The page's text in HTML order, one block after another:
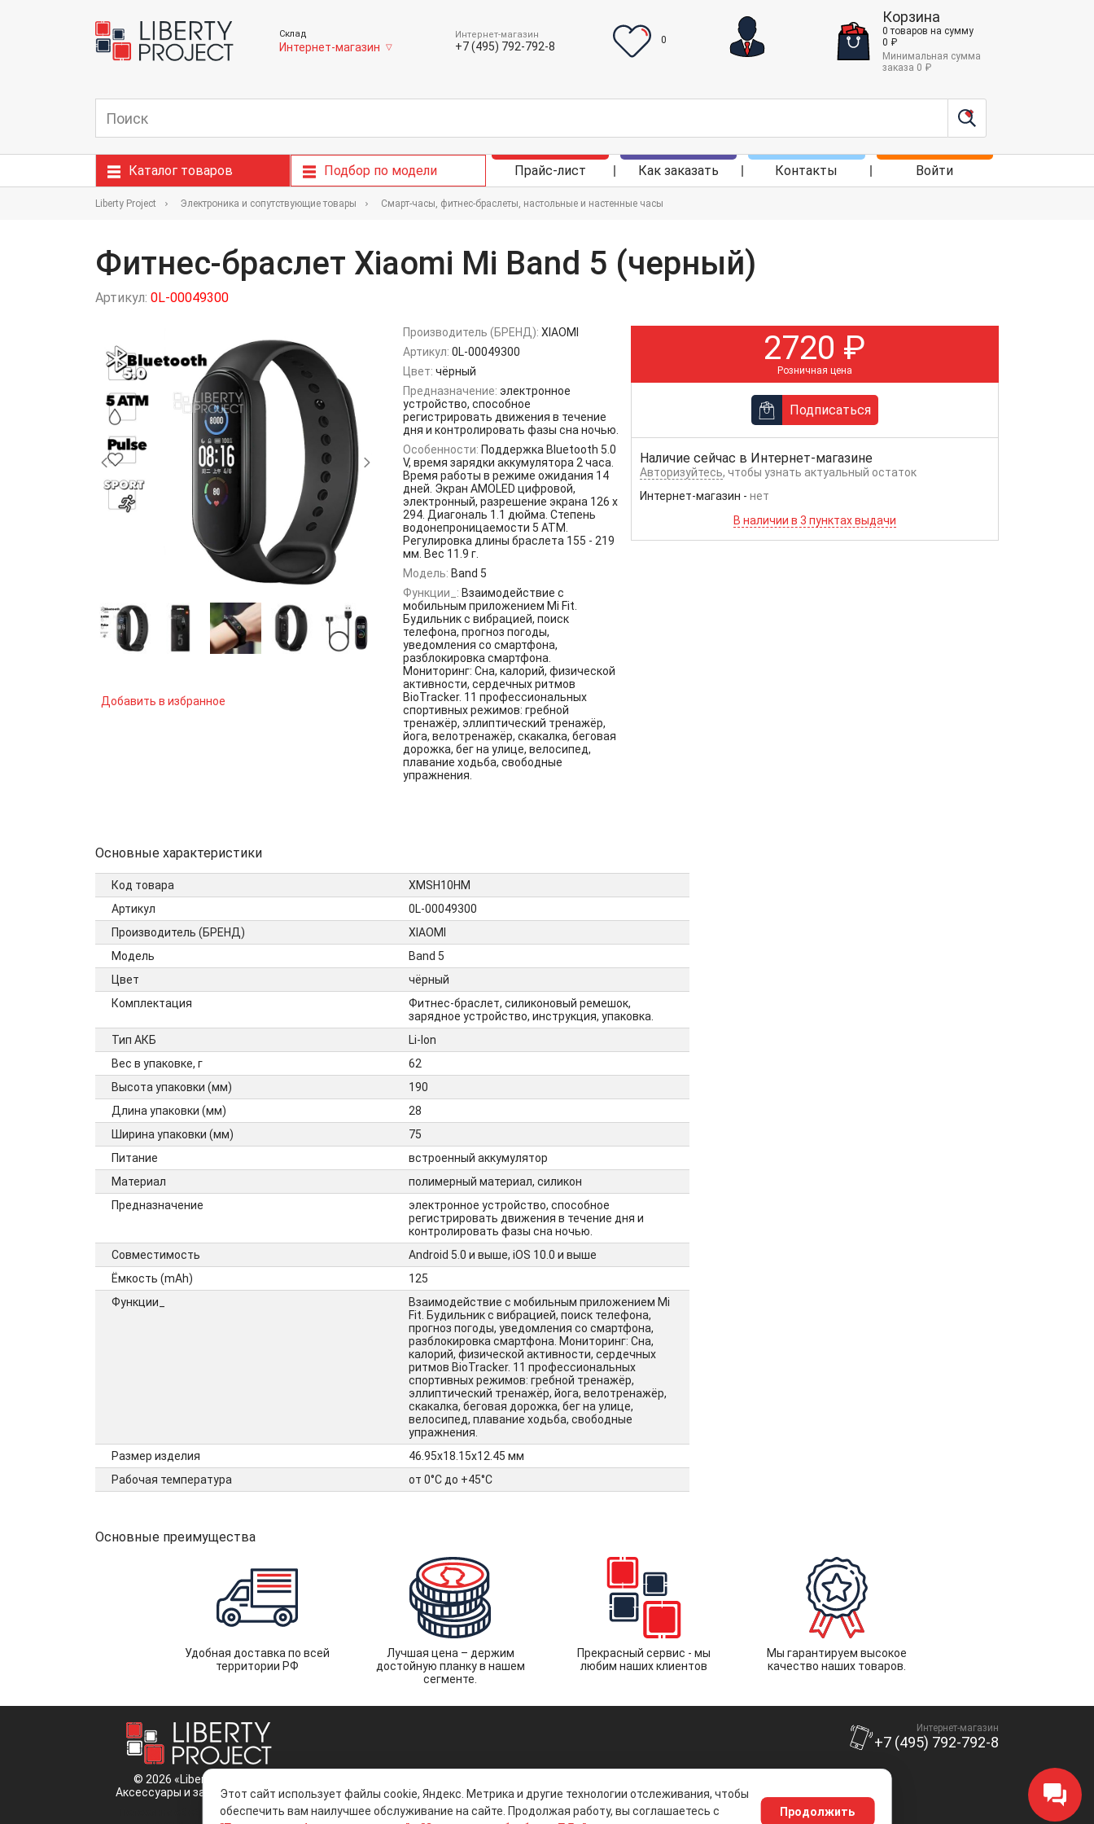
Склад
Интернет-магазин ▽
Интернет-магазин
+7 (495) 792-792-8
0
Корзина
0 товаров на сумму
0 ₽
Минимальная сумма
заказа 0 ₽
Каталог товаров Подбор по модели Прайс-лист Как заказать Контакты Войти
Liberty Project Электроника и сопутствующие товары Смарт-часы, фитнес-браслеты, настольные и настенные часы
Фитнес-браслет Xiaomi Mi Band 5 (черный)
Артикул: 0L-00049300
Добавить в избранное
Производитель (БРЕНД): XIAOMI
Артикул: 0L-00049300
Цвет: чёрный
Предназначение: электронное
устройство, способное
регистрировать движения в течение
дня и контролировать фазы сна ночью.
Особенности: Поддержка Bluetooth 5.0
V, время зарядки аккумулятора 2 часа.
Время работы в режиме ожидания 14
дней. Экран AMOLED цифровой,
электронный, разрешение экрана 126 х
294. Диагональ 1.1 дюйма. Степень
водонепроницаемости 5 ATM.
Регулировка длины браслета 155 - 219
мм. Вес 11.9 г.
Модель: Band 5
Функции_: Взаимодействие с
мобильным приложением Mi Fit.
Будильник с вибрацией, поиск
телефона, прогноз погоды,
уведомления со смартфона,
разблокировка смартфона.
Мониторинг: Сна, калорий, физической
активности, сердечных ритмов
BioTracker. 11 профессиональных
спортивных режимов: гребной
тренажёр, эллиптический тренажёр,
йога, велотренажёр, скакалка, беговая
дорожка, бег на улице, велосипед,
плавание ходьба, свободные
упражнения.
2720 ₽
Розничная цена
Подписаться
Наличие сейчас в Интернет-магазине
Авторизуйтесь, чтобы узнать актуальный остаток
Интернет-магазин - нет
В наличии в 3 пунктах выдачи
Основные характеристики
Код товара
XMSH10HM
Артикул
0L-00049300
Производитель (БРЕНД)
XIAOMI
Модель
Band 5
Цвет
чёрный
Комплектация
Фитнес-браслет, силиконовый ремешок,
зарядное устройство, инструкция, упаковка.
Тип АКБ
Li-Ion
Вес в упаковке, г
62
Высота упаковки (мм)
190
Длина упаковки (мм)
28
Ширина упаковки (мм)
75
Питание
встроенный аккумулятор
Материал
полимерный материал, силикон
Предназначение
электронное устройство, способное
регистрировать движения в течение дня и
контролировать фазы сна ночью.
Совместимость
Android 5.0 и выше, iOS 10.0 и выше
Ёмкость (mAh)
125
Функции_
Взаимодействие с мобильным приложением Mi
Fit. Будильник с вибрацией, поиск телефона,
прогноз погоды, уведомления со смартфона,
разблокировка смартфона. Мониторинг: Сна,
калорий, физической активности, сердечных
ритмов BioTracker. 11 профессиональных
спортивных режимов: гребной тренажёр,
эллиптический тренажёр, йога, велотренажёр,
скакалка, беговая дорожка, бег на улице,
велосипед, плавание ходьба, свободные
упражнения.
Размер изделия
46.95х18.15х12.45 мм
Рабочая температура
от 0°C до +45°C
Основные преимущества
Удобная доставка по всей
территории РФ
Лучшая цена – держим
достойную планку в нашем
сегменте.
Прекрасный сервис - мы
любим наших клиентов
Мы гарантируем высокое
качество наших товаров.
© 2026 «Liberty Project».
Аксессуары и запчасти оптом.
Положение об обработке и защите
Интернет-магазин
+7 (495) 792-792-8
Этот сайт использует файлы cookie, Яндекс. Метрика и другие технологии отслеживания, чтобы
обеспечить вам наилучшее обслуживание на сайте. Продолжая работу, вы соглашаетесь с